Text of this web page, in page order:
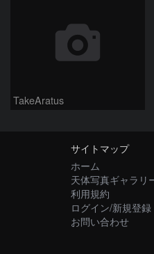
TakeAratus
サイトマップ
ホーム
天体写真ギャラリ
利用規約
ログイン/新規登録
お問い合わせ